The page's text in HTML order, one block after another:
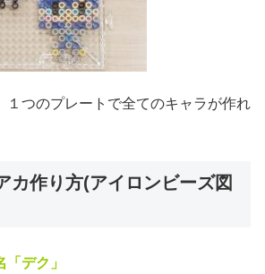
１つのプレートで全てのキャラが作れ
カ作り方(アイロンビーズ図
「デク」